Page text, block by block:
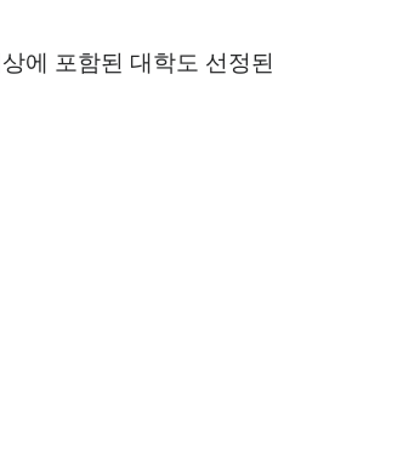
에 포함된 대학도 선정된